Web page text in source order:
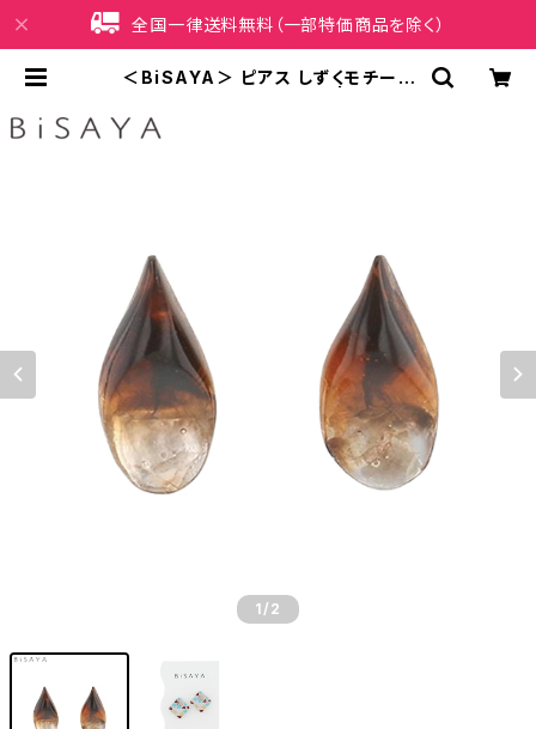
全国一律送料無料（一部特価商品を除く）
＜BiSAYA＞ ピアス しずくモチーフ
1 /2